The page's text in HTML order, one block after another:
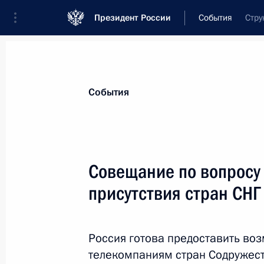
Президент России События
Новости
Послания Федеральному Собранию
Заявления по важнейшим вопросам
Речи и обращения
События
Совещание по
присутствия стран
Россия готова предоставить
телекомпаниям стран